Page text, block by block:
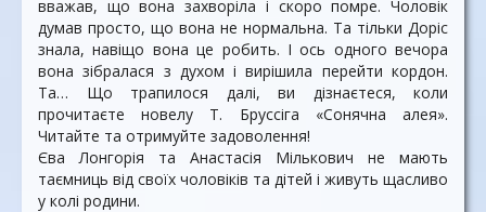
вважав, що вона захворіла і скоро помре. Чоловік
думав просто, що вона не нормальна. Та тільки Доріс
знала, навіщо вона це робить. І ось одного вечора
вона зібралася з духом і вирішила перейти кордон.
Та… Що трапилося далі, ви дізнаєтеся, коли
прочитаєте новелу Т. Бруссіга «Сонячна алея».
Читайте та отримуйте задоволення!
Єва Лонгорія та Анастасія Мількович не мають
таємниць від своїх чоловіків та дітей і живуть щасливо
у колі родини.